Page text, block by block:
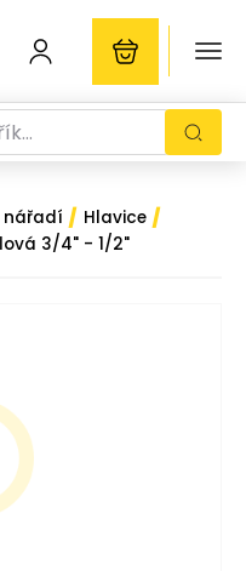
nářadí / Hlavice /
3/4" - 1/2"